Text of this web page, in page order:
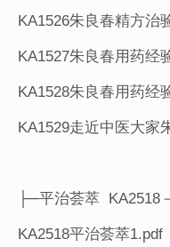
KA1526朱良春精方治
KA1527朱良春用药经
KA1528朱良春用药经
KA1529走近中医大家
├─平治荟萃 KA2518
KA2518平治荟萃1.pdf